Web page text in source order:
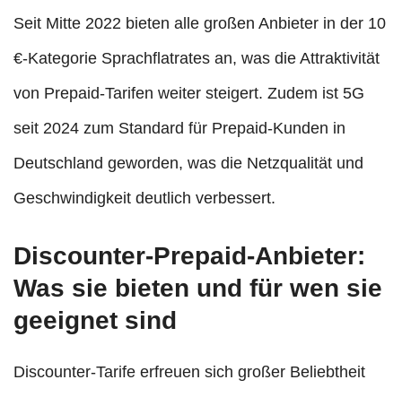
Seit Mitte 2022 bieten alle großen Anbieter in der 10
€-Kategorie Sprachflatrates an, was die Attraktivität
von Prepaid-Tarifen weiter steigert. Zudem ist 5G
seit 2024 zum Standard für Prepaid-Kunden in
Deutschland geworden, was die Netzqualität und
Geschwindigkeit deutlich verbessert.
Discounter-Prepaid-Anbieter:
Was sie bieten und für wen sie
geeignet sind
Discounter-Tarife erfreuen sich großer Beliebtheit